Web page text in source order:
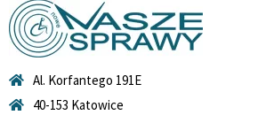
Al. Korfantego 191E
40-153 Katowice